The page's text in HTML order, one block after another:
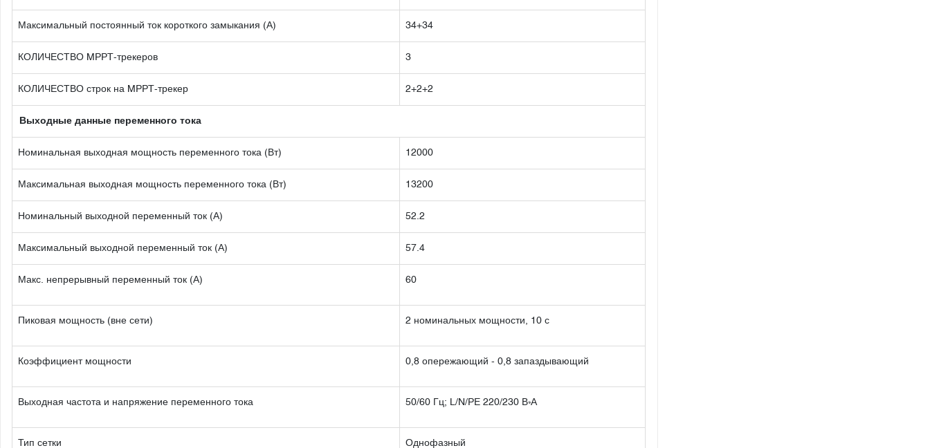
Максимальный постоянный ток короткого замыкания (А) 34+34
КОЛИЧЕСТВО MPPT-трекеров 3
КОЛИЧЕСТВО строк на MPPT-трекер 2+2+2
Выходные данные переменного тока
Номинальная выходная мощность переменного тока (Вт) 12000
Максимальная выходная мощность переменного тока (Вт) 13200
Номинальный выходной переменный ток (А) 52.2
Максимальный выходной переменный ток (А) 57.4
Макс. непрерывный переменный ток (А) 60
Пиковая мощность (вне сети) 2 номинальных мощности, 10 с
Коэффициент мощности 0,8 опережающий - 0,8 запаздывающий
Выходная частота и напряжение переменного тока 50/60 Гц; L/N/PE 220/230 В·А
Тип сетки Однофазный